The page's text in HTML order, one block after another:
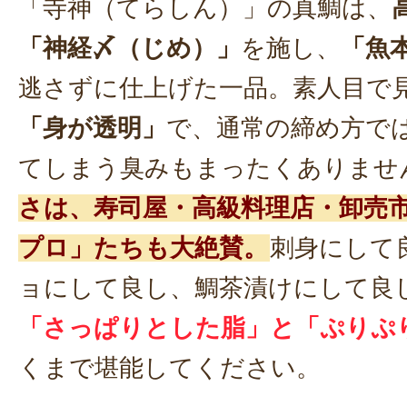
「寺神（てらしん）」の真鯛は、
「神経〆（じめ）」 を施し、
「魚
逃さずに仕上げた一品。素人目で
「身が透明」 で、通常の締め方で
てしまう臭みもまったくありませ
さは、寿司屋・高級料理店・卸売
プロ」たちも大絶賛。 刺身にして
ョにして良し、鯛茶漬けにして良
「さっぱりとした脂」と「ぷりぷ
くまで堪能してください。